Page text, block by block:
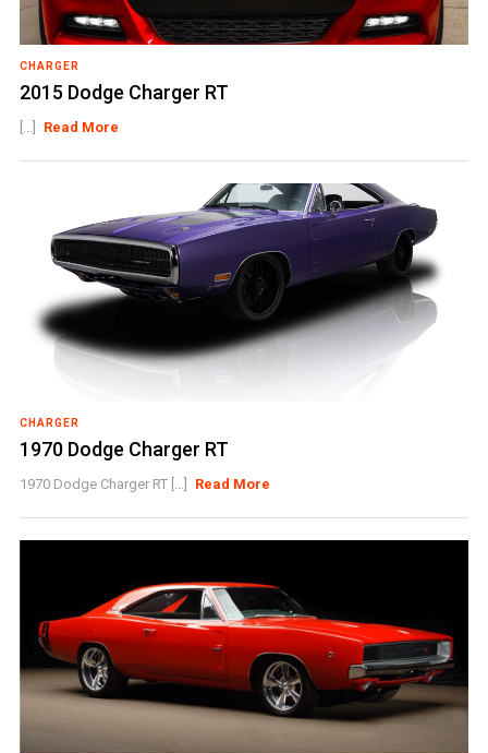
CHARGER
2015 Dodge Charger RT
[...] Read More
CHARGER
1970 Dodge Charger RT
1970 Dodge Charger RT [...] Read More